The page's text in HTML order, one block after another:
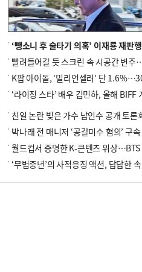
‘뺑소니 후 술타기 의혹’ 이재룡 재판행
박나래 전 매니저 ‘공갈미수 혐의’ 구속